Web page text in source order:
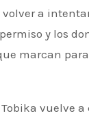
a
y los
marcan